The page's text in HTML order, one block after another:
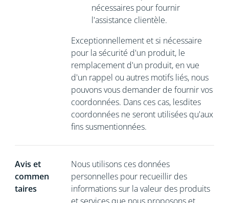
nécessaires pour fournir
l'assistance clientèle.
Exceptionnellement et si nécessaire
pour la sécurité d'un produit, le
remplacement d'un produit, en vue
d'un rappel ou autres motifs liés, nous
pouvons vous demander de fournir vos
coordonnées. Dans ces cas, lesdites
coordonnées ne seront utilisées qu'aux
fins susmentionnées.
Avis et
commen
taires
Nous utilisons ces données
personnelles pour recueillir des
informations sur la valeur des produits